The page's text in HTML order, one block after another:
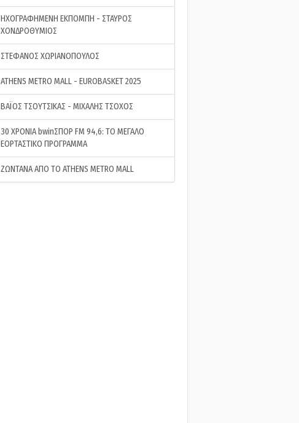
ΗΧΟΓΡΑΦΗΜΕΝΗ ΕΚΠΟΜΠΗ - ΣΤΑΥΡΟΣ
ΧΟΝΔΡΟΘΥΜΙΟΣ
ΣΤΕΦΑΝΟΣ ΧΩΡΙΑΝΟΠΟΥΛΟΣ
ATHENS METRO MALL - EUROBASKET 2025
ΒΑΪΟΣ ΤΣΟΥΤΣΙΚΑΣ - ΜΙΧΑΛΗΣ ΤΣΟΧΟΣ
30 ΧΡΟΝΙΑ bwinΣΠΟΡ FM 94,6: ΤΟ ΜΕΓΑΛΟ
ΕΟΡΤΑΣΤΙΚΟ ΠΡΟΓΡΑΜΜΑ
ΖΩΝΤΑΝΑ ΑΠΟ ΤΟ ATHENS METRO MALL